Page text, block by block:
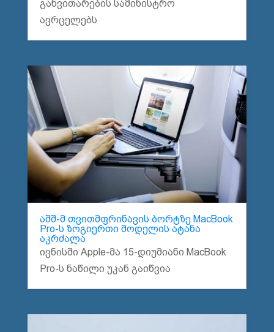
განვითარების სამინისტრო
ავრცელებს
აშშ-მ თვითმფრინავის ბორტზე MacBook
Pro-ს ზოგიერთი მოდელის ატანა
აკრძალა
ივნისში Apple-მა 15-დიუმიანი MacBook
Pro-ს ნაწილი უკან გაიწვია